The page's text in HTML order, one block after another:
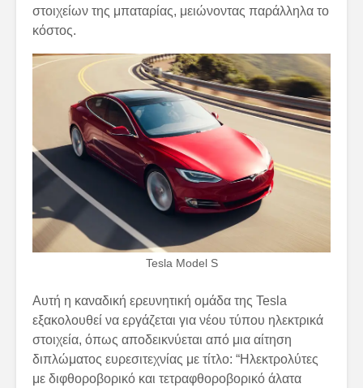
στοιχείων της μπαταρίας, μειώνοντας παράλληλα το
κόστος.
Tesla Model S
Αυτή η καναδική ερευνητική ομάδα της Tesla
εξακολουθεί να εργάζεται για νέου τύπου ηλεκτρικά
στοιχεία, όπως αποδεικνύεται από μια αίτηση
διπλώματος ευρεσιτεχνίας με τίτλο: “Ηλεκτρολύτες
με διφθοροβορικό και τετραφθοροβορικό άλατα